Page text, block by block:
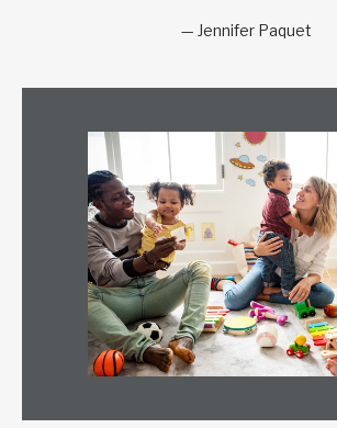
— Jennifer Paquet